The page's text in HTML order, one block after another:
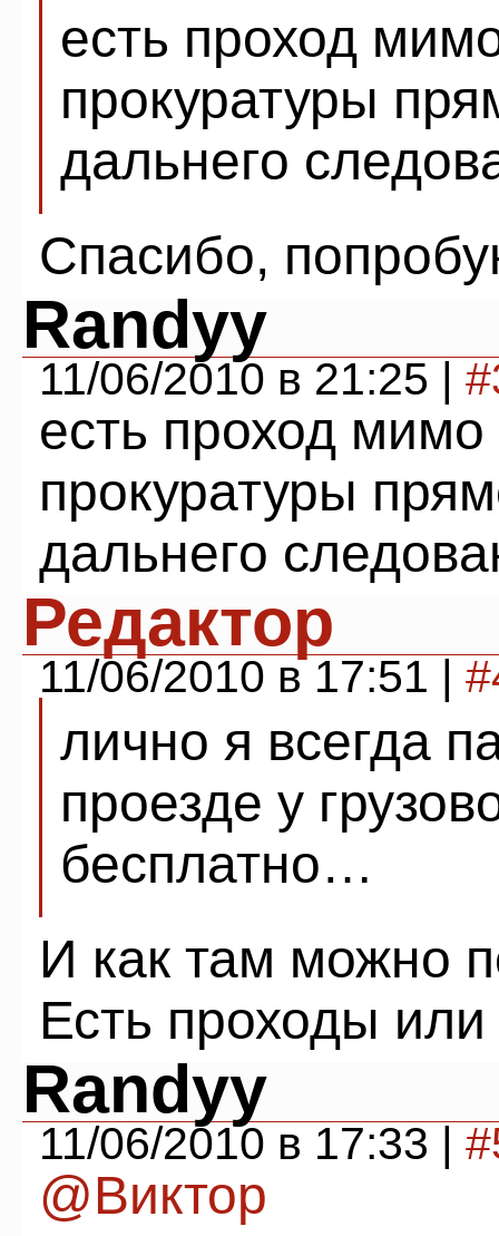
есть проход
прокуратуры
дальнего
Спасибо,
Randyy
11/06/2010 в 21:25 |
есть проход мимо
прокуратуры
дальнего
Редактор
11/06/2010 в 17:51 |
лично я всегда
проезде у
бесплатно…
И как там можно
Есть проходы
Randyy
11/06/2010 в 17:33 |
@Виктор